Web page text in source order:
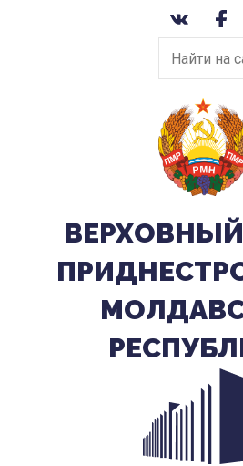
Найти
на
сайте: